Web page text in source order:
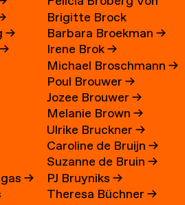
→
→
→
Zweigbergk
Brigitte Brock
Barbara Broekman→
Irene Brok→
Michael Broschmann→
Poul Brouwer→
Jozee Brouwer→
Melanie Brown→
Ulrike Bruckner→
Caroline de Bruijn→
Suzanne de Bruin→
PJ Bruyniks→
Theresa Büchner→